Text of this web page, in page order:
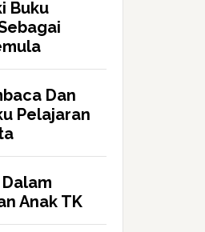
Buku
Dan
Pelajaran
Anak TK